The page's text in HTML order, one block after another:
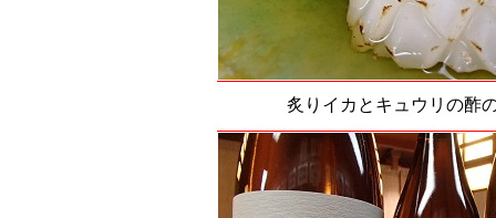
炙りイカとキュウリの酢